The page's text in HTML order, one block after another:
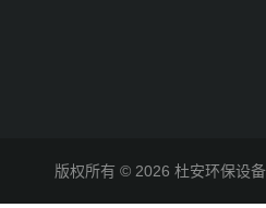
版权所有 © 2026 杜安环保